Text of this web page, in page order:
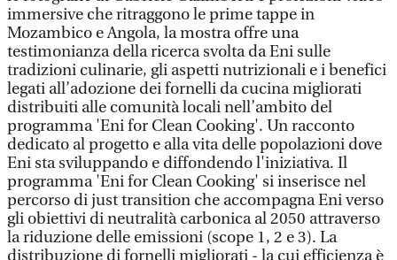
immersive che ritraggono le prime tappe in
Mozambico e Angola, la mostra offre una
testimonianza della ricerca svolta da Eni sulle
tradizioni culinarie, gli aspetti nutrizionali e i benefici
legati all’adozione dei fornelli da cucina migliorati
distribuiti alle comunità locali nell’ambito del
programma 'Eni for Clean Cooking'. Un racconto
dedicato al progetto e alla vita delle popolazioni dove
Eni sta sviluppando e diffondendo l'iniziativa. Il
programma 'Eni for Clean Cooking' si inserisce nel
percorso di just transition che accompagna Eni verso
gli obiettivi di neutralità carbonica al 2050 attraverso
la riduzione delle emissioni (scope 1, 2 e 3). La
distribuzione di fornelli migliorati - la cui efficienza è